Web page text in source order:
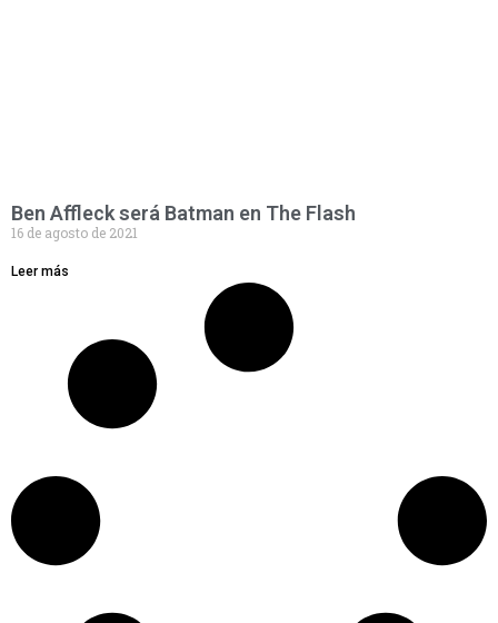
Ben Affleck será Batman en The Flash
16 de agosto de 2021
Leer más